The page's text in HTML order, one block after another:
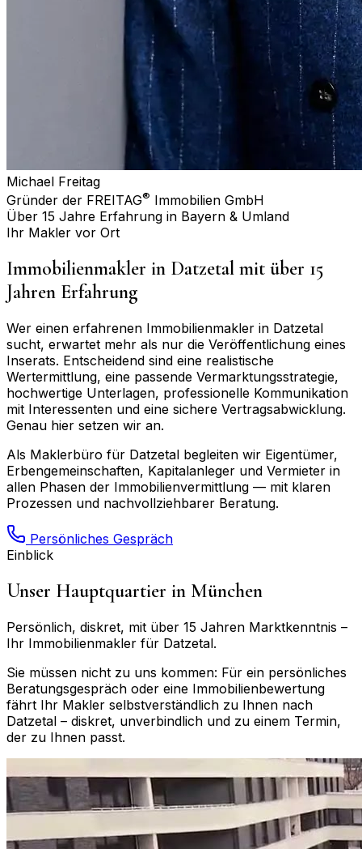
Michael Freitag
Gründer der FREITAG® Immobilien GmbH
Über 15 Jahre Erfahrung in Bayern & Umland
Ihr Makler vor Ort
Immobilienmakler in Datzetal mit über 15
Jahren Erfahrung
Wer einen erfahrenen Immobilienmakler in Datzetal
sucht, erwartet mehr als nur die Veröffentlichung eines
Inserats. Entscheidend sind eine realistische
Wertermittlung, eine passende Vermarktungsstrategie,
hochwertige Unterlagen, professionelle Kommunikation
mit Interessenten und eine sichere Vertragsabwicklung.
Genau hier setzen wir an.
Als Maklerbüro für Datzetal begleiten wir Eigentümer,
Erbengemeinschaften, Kapitalanleger und Vermieter in
allen Phasen der Immobilienvermittlung — mit klaren
Prozessen und nachvollziehbarer Beratung.
Persönliches Gespräch
Einblick
Unser Hauptquartier in München
Persönlich, diskret, mit über 15 Jahren Marktkenntnis –
Ihr Immobilienmakler für Datzetal.
Sie müssen nicht zu uns kommen: Für ein persönliches
Beratungsgespräch oder eine Immobilienbewertung
fährt Ihr Makler selbstverständlich zu Ihnen nach
Datzetal – diskret, unverbindlich und zu einem Termin,
der zu Ihnen passt.